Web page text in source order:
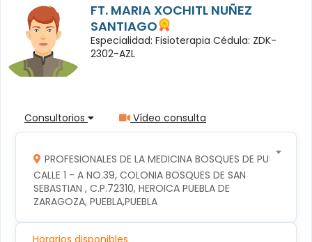
FT. MARIA XOCHITL NUÑEZ
SANTIAGO
Especialidad: Fisioterapia Cédula: ZDK-
2302-AZL
Consultorios Vídeo consulta
PROFESIONALES DE LA MEDICINA BOSQUES DE PUEBLA S
CALLE 1 - A NO.39, COLONIA BOSQUES DE SAN
SEBASTIAN , C.P.72310, HEROICA PUEBLA DE
ZARAGOZA, PUEBLA,PUEBLA